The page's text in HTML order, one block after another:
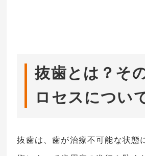
抜歯とは？そ
ロセスについ
抜歯は、歯が治療不可能な状態